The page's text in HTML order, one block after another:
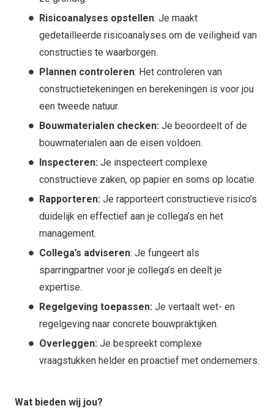
Risicoanalyses opstellen: Je maakt
gedetailleerde risicoanalyses om de veiligheid van
constructies te waarborgen.
Plannen controleren: Het controleren van
constructietekeningen en berekeningen is voor jou
een tweede natuur.
Bouwmaterialen checken: Je beoordeelt of de
bouwmaterialen aan de eisen voldoen.
Inspecteren: Je inspecteert complexe
constructieve zaken, op papier en soms op locatie.
Rapporteren: Je rapporteert constructieve risico’s
duidelijk en effectief aan je collega’s en het
management.
Collega’s adviseren: Je fungeert als
sparringpartner voor je collega’s en deelt je
expertise.
Regelgeving toepassen: Je vertaalt wet- en
regelgeving naar concrete bouwpraktijken.
Overleggen: Je bespreekt complexe
vraagstukken helder en proactief met ondernemers.
Wat bieden wij jou?